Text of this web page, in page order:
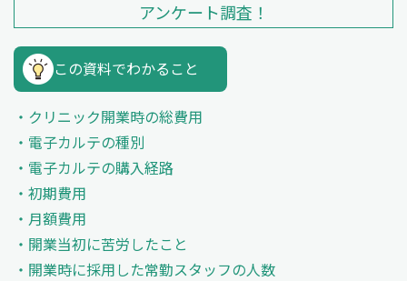
アンケート調査！
この資料でわかること
クリニック開業時の総費用
電子カルテの種別
電子カルテの購入経路
初期費用
月額費用
開業当初に苦労したこと
開業時に採用した常勤スタッフの人数